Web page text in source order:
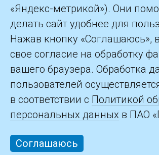
©2026 ПАО «Газпром»
Контакты
«Яндекс-метрикой»). Они
делать сайт удобнее для
Нажав кнопку «Соглашаюсь»,
свое согласие на обработку
вашего браузера. Обработка
пользователей
в соответствии с Политикой
персональных данных в ПАО
Соглашаюсь